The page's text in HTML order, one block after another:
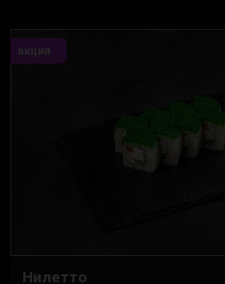
Нилетто
акция